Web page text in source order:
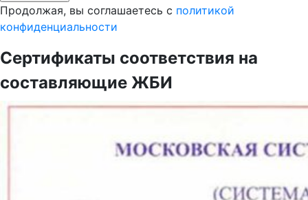
Продолжая, вы соглашаетесь с политикой
конфиденциальности
Сертификаты соответствия на
составляющие ЖБИ